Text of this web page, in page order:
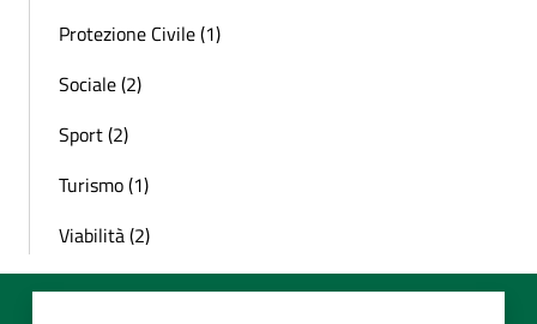
Protezione Civile (1)
Sociale (2)
Sport (2)
Turismo (1)
Viabilità (2)